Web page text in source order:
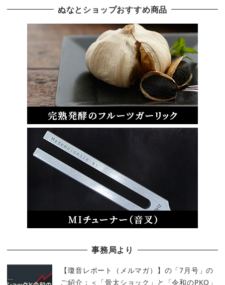
ぬなとショップおすすめ商品
事務局より
【瓊音レポート（メルマガ）】の「7月号」の
ご紹介：＜「骨太ショック」と「令和のPKO」